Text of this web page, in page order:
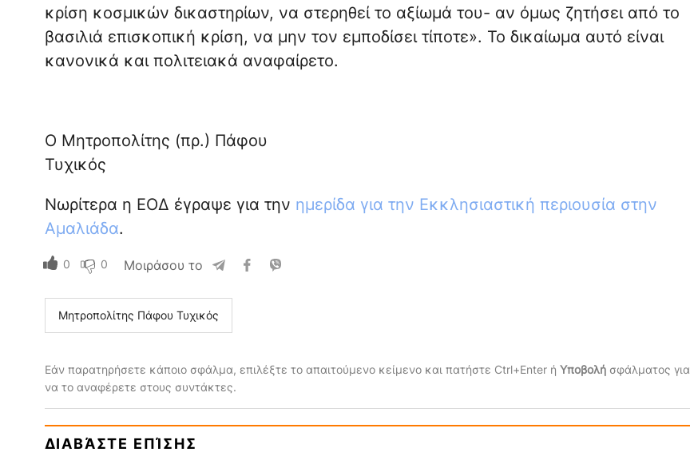
κρίση κοσμικών δικαστηρίων, να στερηθεί το αξίωμά του- αν όμως ζητήσει από το
βασιλιά επισκοπική κρίση, να μην τον εμποδίσει τίποτε». Το δικαίωμα αυτό είναι
κανονικά και πολιτειακά αναφαίρετο.
Ο Μητροπολίτης (πρ.) Πάφου
Τυχικός
Νωρίτερα η ΕΟΔ έγραψε για την ημερίδα για την Εκκλησιαστική περιουσία στην
Αμαλιάδα.
0 0 Μοιράσου το
Μητροπολίτης Πάφου Τυχικός
Εάν παρατηρήσετε κάποιο σφάλμα, επιλέξτε το απαιτούμενο κείμενο και πατήστε Ctrl+Enter ή Υποβολήσφάλματος για
να το αναφέρετε στους συντάκτες.
ΔΙΑΒΆΣΤΕ ΕΠΊΣΗΣ